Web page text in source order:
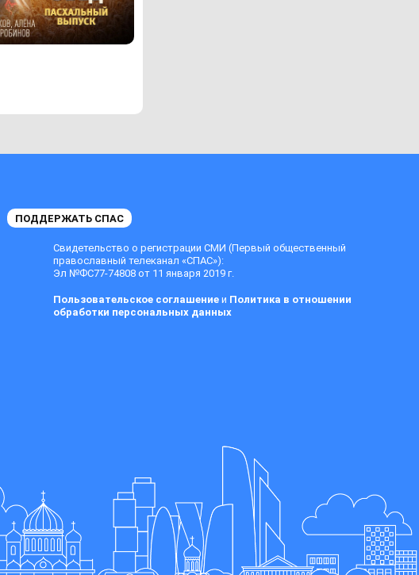
ПОДДЕРЖАТЬ СПАС
Свидетельство о регистрации СМИ (Первый общественный
православный телеканал «СПАС»):
Эл №ФС77-74808 от 11 января 2019 г.
Пользовательское соглашениеи Политика в отношении
обработки персональных данных